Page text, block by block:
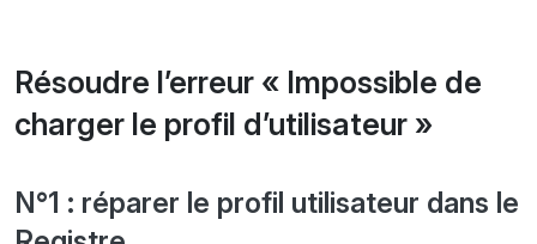
Résoudre l’erreur « Impossible de
charger le profil d’utilisateur »
N°1 : réparer le profil utilisateur dans le